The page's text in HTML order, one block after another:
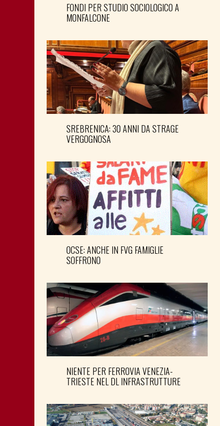
FONDI PER STUDIO SOCIOLOGICO A
MONFALCONE
SREBRENICA: 30 ANNI DA STRAGE
VERGOGNOSA
OCSE: ANCHE IN FVG FAMIGLIE
SOFFRONO
NIENTE PER FERROVIA VENEZIA-
TRIESTE NEL DL INFRASTRUTTURE